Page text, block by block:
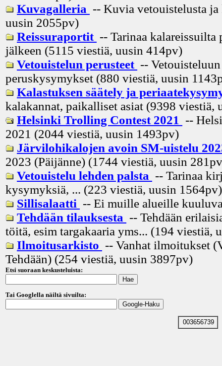
Kuvagalleria -- Kuvia vetouistelusta
uusin 2055pv)
Reissuraportit -- Tarinaa kalareissuilta
jälkeen (5115 viestiä, uusin 414pv)
Vetouistelun perusteet --
peruskysymykset (880 viestiä, uusin
Kalastuksen säätely ja
kalakannat, paikalliset asiat (9398 viestiä,
Helsinki Trolling Contest 2021 --
2021 (2044 viestiä, uusin 1493pv)
Järvilohikalojen avoin SM-uistelu
2023 (Päijänne) (1744 viestiä, uusin 281pv
Vetouistelu lehden palsta -- Tarinaa
kysymyksiä, ... (223 viestiä, uusin 1564pv)
Sillisalaatti -- Ei muille alueille
Tehdään tilauksesta -- Tehdään
töitä, esim targakaaria yms... (194 viestiä,
Ilmoitusarkisto -- Vanhat ilmoitukset
Tehdään) (254 viestiä, uusin 3897pv)
Etsi suoraan keskusteluista:
Tai Googlella näiltä sivuilta:
003656739